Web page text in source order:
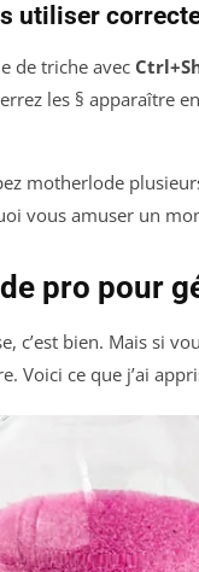
utiliser
de triche avec
les § apparaître
motherlode
vous amuser un
pro pour
c’est bien. Mais si
Voici ce que j’ai